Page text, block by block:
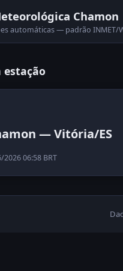
Chamon
automáticas — padrão INMET/
estação
— Vitória/ES
06:58 BRT